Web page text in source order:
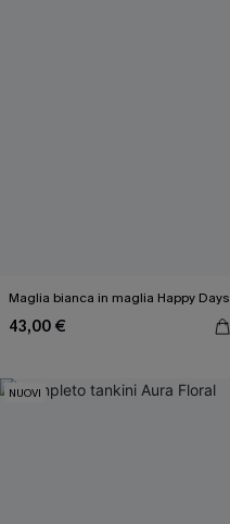
Maglia bianca in maglia Happy Days
43,00 €
NUOVI